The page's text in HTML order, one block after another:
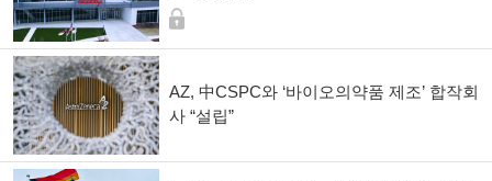
AZ, 中CSPC와 ‘바이오의약품 제조’ 합작회
사 “설립”